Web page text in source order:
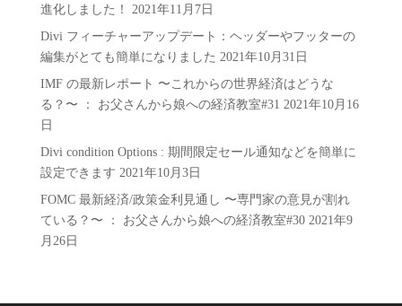
進化しました！
2021年11月7日
Divi フィーチャーアップデート：ヘッダーやフッターの
編集がとても簡単になりました 2021年10月31日
IMF の最新レポート 〜これからの世界経済はどうな
る？〜 ： お父さんから娘への経済教室#31 2021年10月16
日
Divi condition Options : 期間限定セール通知などを簡単に
設定できます 2021年10月3日
FOMC 最新経済/政策金利見通し 〜専門家の意見が割れ
ている？〜 ： お父さんから娘への経済教室#30 2021年9
月26日